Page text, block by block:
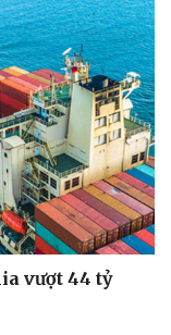
vượt 44 tỷ